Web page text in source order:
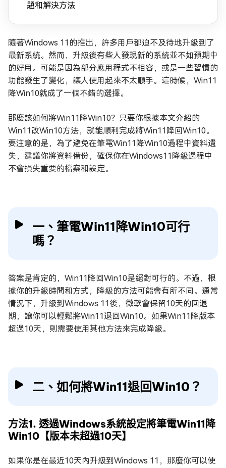
題和解決方法
隨著Windows 11的推出，許多用戶都迫不及待地升級到了
最新系統。然而，升級後有些人發現新的系統並不如預期中
的好用。可能是因為部分應用程式不相容，或是一些習慣的
功能發生了變化，讓人使用起來不太順手。這時候，Win11
降Win10就成了一個不錯的選擇。
那麽該如何將Win11降Win10？只要你根據本文介紹的
Win11改Win10方法，就能順利完成將Win11降回Win10。
要注意的是，為了避免在筆電Win11降Win10過程中資料遺
失，建議你將資料備份，確保你在Windows11降級過程中
不會損失重要的檔案和設定。
一、筆電Win11降Win10可行
嗎？
答案是肯定的，Win11降回Win10是絕對可行的。不過，根
據你的升級時間和方式，降級的方法可能會有所不同。通常
情況下，升級到Windows 11後，微軟會保留10天的回退
期，讓你可以輕鬆將Win11退回Win10。如果Win11降版本
超過10天，則需要使用其他方法來完成降級。
二、如何將Win11退回Win10？
方法1. 透過Windows系統設定將筆電Win11降
Win10【版本未超過10天】
如果你是在最近10天內升級到Windows 11，那麼你可以使